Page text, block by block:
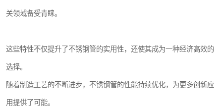
关领域备受青睐。
这些特性不仅提升了不锈钢管的实用性，还使其成为一种经济高效的
选择。
随着制造工艺的不断进步，不锈钢管的性能持续优化，为更多创新应
用提供了可能。